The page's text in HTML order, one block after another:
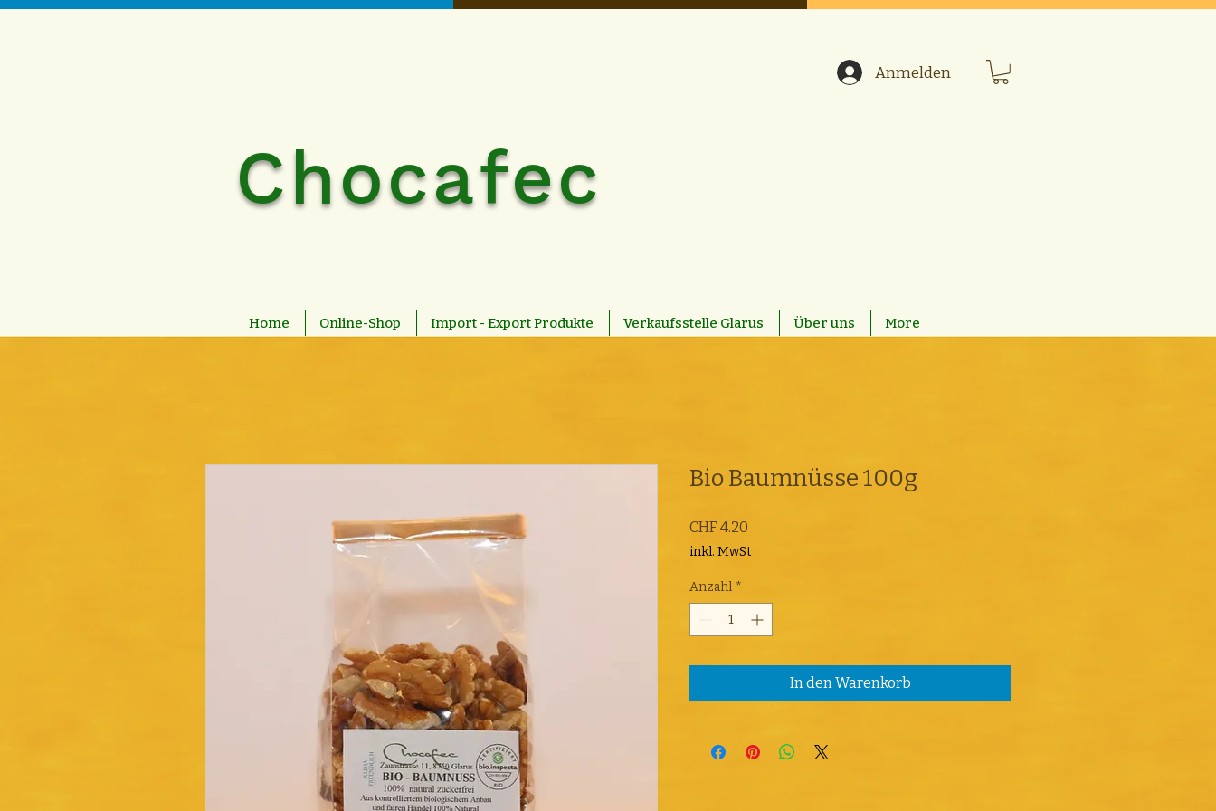
Anmelden
Chocafec
Home Online-Shop Import - Export Produkte Verkaufsstelle Glarus Über uns More
Bio Baumnüsse 100g
CHF 4.20
inkl. MwSt
Anzahl *
In den Warenkorb